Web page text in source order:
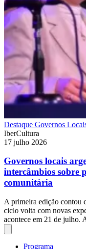
Destaque Governos
IberCultura
17 julho 2026
Governos locais
intercâmbios sobre
comunitária
A primeira edição contou
ciclo volta com novas
acontece em 21 de julho.
Programa